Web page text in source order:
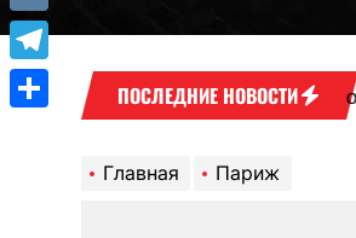
ПОСЛЕДНИЕ НОВОСТИ
Оформление займа под
Главная Париж
VK
Telegram
Отправить